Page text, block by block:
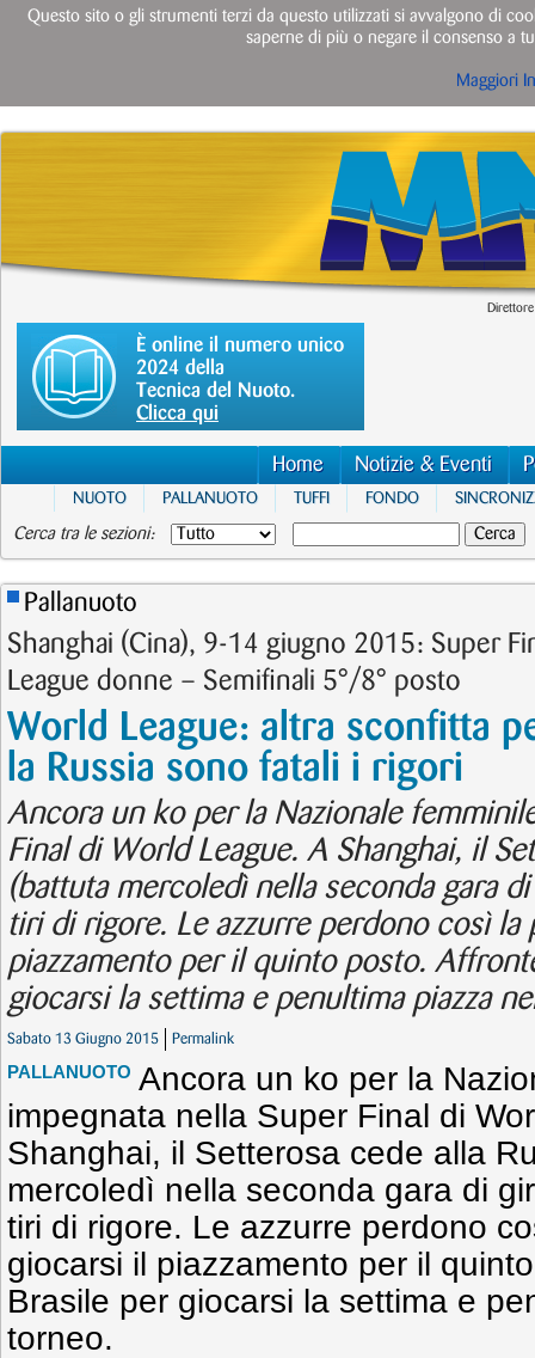
È online il numero unico
2024 della
Tecnica del Nuoto.
Clicca qui
Home Notizie & Eventi
NUOTO PALLANUOTO TUFFI FONDO
Cerca tra le sezioni:
Pallanuoto
Shanghai (Cina), 9-14 giugno 2015: Super
League donne – Semifinali 5°/8° posto
World League: altra sconfitta
la Russia sono fatali i rigori
Ancora un ko per la Nazionale
Final di World League. A Shanghai, il
(battuta mercoledì nella seconda gara
tiri di rigore. Le azzurre perdono così la
piazzamento per il quinto posto.
giocarsi la settima e penultima piazza
Sabato 13 Giugno 2015 Permalink
PALLANUOTO Ancora un ko per la
impegnata nella Super Final di
Shanghai, il Setterosa cede alla
mercoledì nella seconda gara di
tiri di rigore. Le azzurre perdono
giocarsi il piazzamento per il
Brasile per giocarsi la settima e
torneo.
Questo sito o gli strumenti terzi da questo utilizzati si avvalgono di
saperne di più o negare il consenso a
Maggiori